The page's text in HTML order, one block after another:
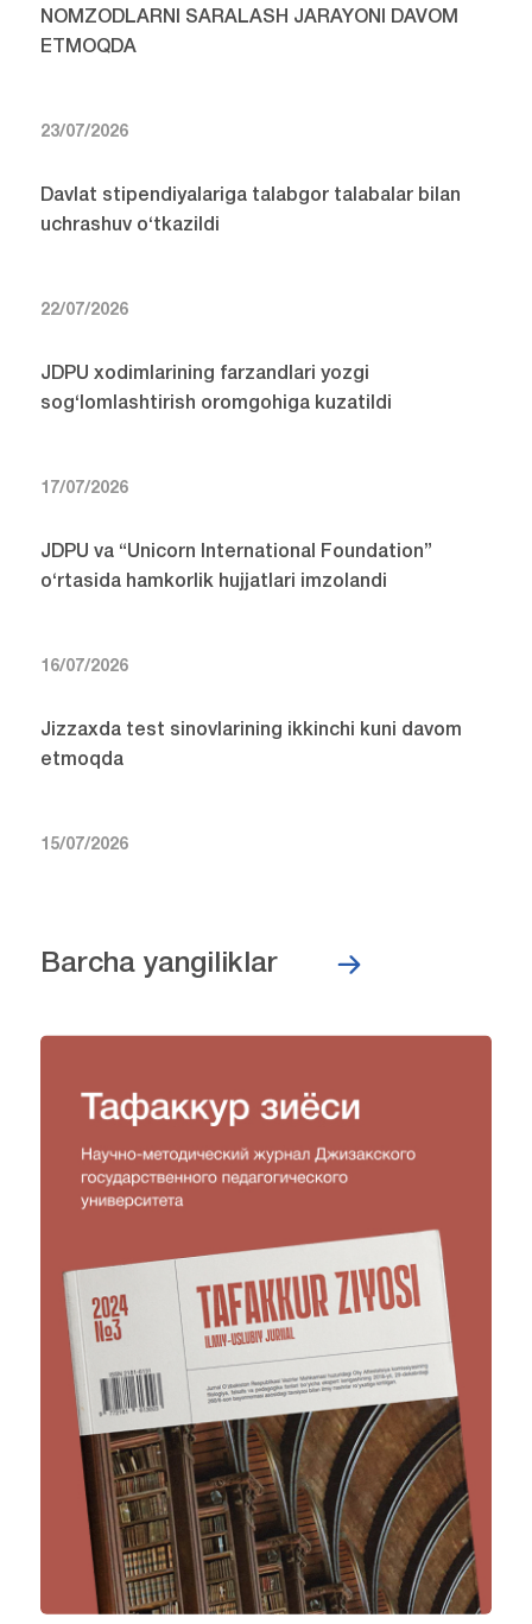
NOMZODLARNI SARALASH JARAYONI DAVOM
ETMOQDA
23/07/2026
Davlat stipendiyalariga talabgor talabalar bilan
uchrashuv o‘tkazildi
22/07/2026
JDPU xodimlarining farzandlari yozgi
sog‘lomlashtirish oromgohiga kuzatildi
17/07/2026
JDPU va “Unicorn International Foundation”
o‘rtasida hamkorlik hujjatlari imzolandi
16/07/2026
Jizzaxda test sinovlarining ikkinchi kuni davom
etmoqda
15/07/2026
Barcha yangiliklar